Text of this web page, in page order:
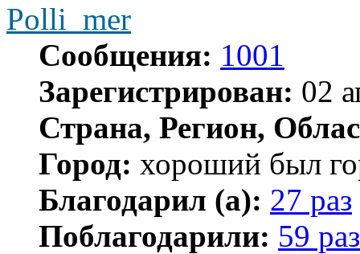
Polli_mer
Сообщения: 1001
Зарегистрирован: 02
Страна, Регион,
Город: хороший был
Благодарил (а): 27 раз
Поблагодарили: 59 раз